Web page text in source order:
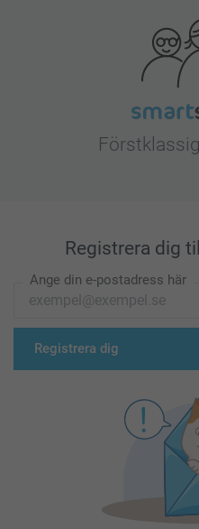
Registrera dig
Ange din e-postadress här
Registrera dig